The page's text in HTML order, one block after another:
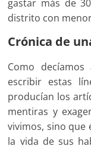
gastar más de
distrito con
Crónica de
Como
escribir estas
producían los
mentiras y
vivimos, sino que
la vida de sus